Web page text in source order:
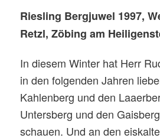
Riesling Bergjuwel 1997,
Retzl, Zöbing am
In diesem Winter hat Herr
in den folgenden Jahren
Kahlenberg und den
Untersberg und den
schauen. Und an den